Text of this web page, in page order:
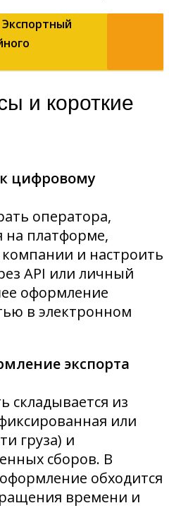
Экспортный
и короткие
цифровому
оператора,
на платформе,
компании и настроить
API или личный
оформление
в электронном
экспорта
складывается из
или
груза) и
сборов. В
обходится
времени и